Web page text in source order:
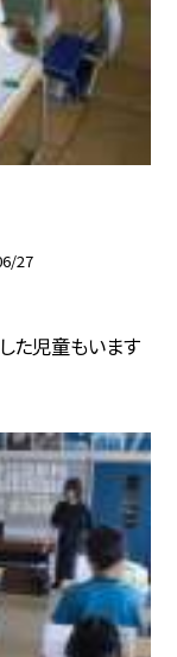
27
た児童もいます